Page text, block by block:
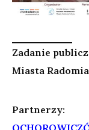
Zadanie
Miasta
Partnerzy: